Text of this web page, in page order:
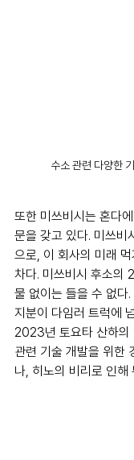
수소 관련 다양한
또한 미쓰비시는 혼다
문을 갖고 있다. 미쓰비
으로, 이 회사의 미래
차다. 미쓰비시 후소의
물 없이는 들을 수 없다
지분이 다임러 트럭에
2023년 토요타 산하의
관련 기술 개발을 위한
나, 히노의 비리로 인해